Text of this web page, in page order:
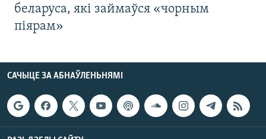
беларуса, які займаўся «чорным
піярам»
САЧЫЦЕ ЗА АБНАЎЛЕНЬНЯМІ